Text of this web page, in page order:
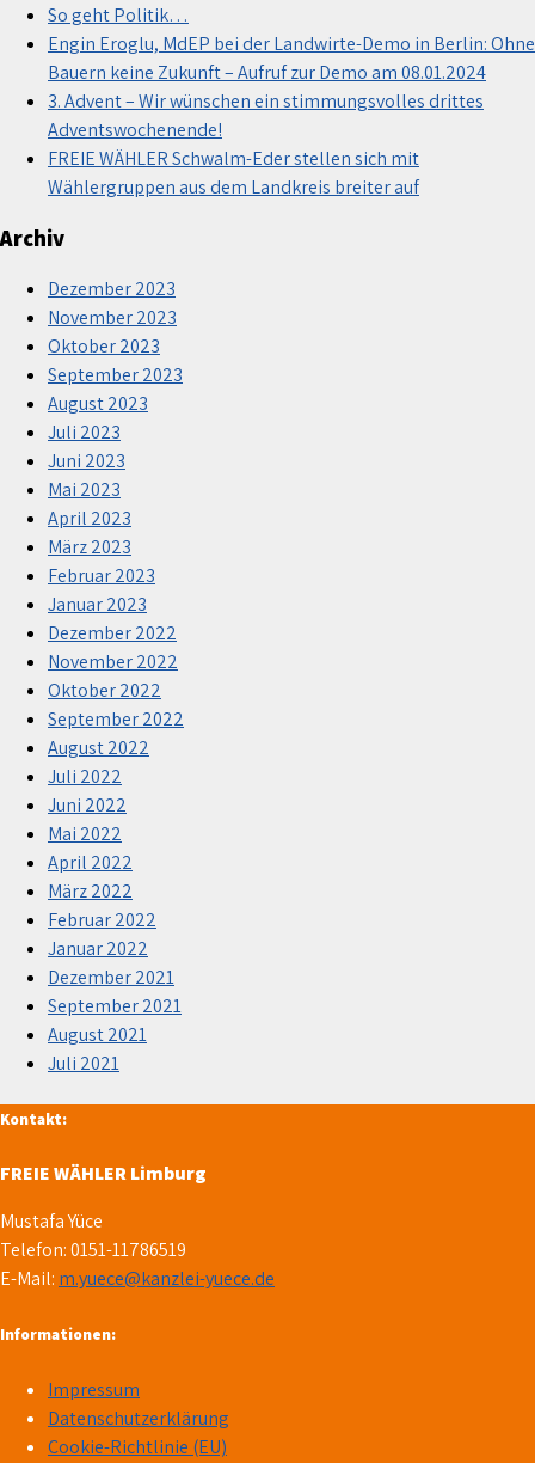
So geht Politik…
Engin Eroglu, MdEP bei der Landwirte-Demo in Berlin: Ohne
Bauern keine Zukunft – Aufruf zur Demo am 08.01.2024
3. Advent – Wir wünschen ein stimmungsvolles drittes
Adventswochenende!
FREIE WÄHLER Schwalm-Eder stellen sich mit
Wählergruppen aus dem Landkreis breiter auf
Archiv
Dezember 2023
November 2023
Oktober 2023
September 2023
August 2023
Juli 2023
Juni 2023
Mai 2023
April 2023
März 2023
Februar 2023
Januar 2023
Dezember 2022
November 2022
Oktober 2022
September 2022
August 2022
Juli 2022
Juni 2022
Mai 2022
April 2022
März 2022
Februar 2022
Januar 2022
Dezember 2021
September 2021
August 2021
Juli 2021
Kontakt:
FREIE WÄHLER Limburg
Mustafa Yüce
Telefon: 0151-11786519
E-Mail: m.yuece@kanzlei-yuece.de
Informationen:
Impressum
Datenschutzerklärung
Cookie-Richtlinie (EU)